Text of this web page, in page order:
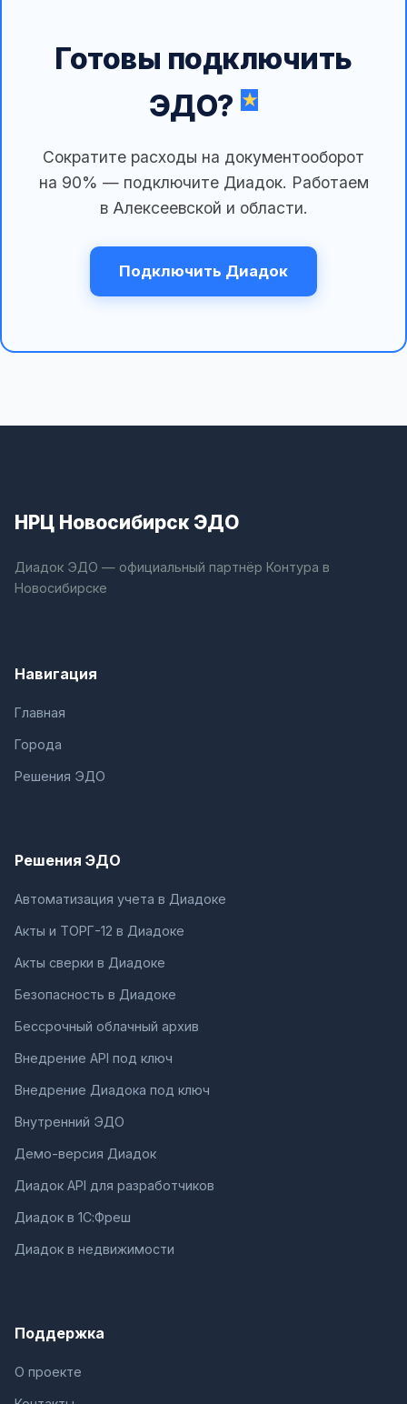
Готовы подключить
ЭДО?
Сократите расходы на документооборот
на 90% — подключите Диадок. Работаем
в Алексеевской и области.
Подключить Диадок
НРЦ Новосибирск ЭДО
Диадок ЭДО — официальный партнёр Контура в
Новосибирске
Навигация
Главная
Города
Решения ЭДО
Решения ЭДО
Автоматизация учета в Диадоке
Акты и ТОРГ-12 в Диадоке
Акты сверки в Диадоке
Безопасность в Диадоке
Бессрочный облачный архив
Внедрение API под ключ
Внедрение Диадока под ключ
Внутренний ЭДО
Демо-версия Диадок
Диадок API для разработчиков
Диадок в 1С:Фреш
Диадок в недвижимости
Поддержка
О проекте